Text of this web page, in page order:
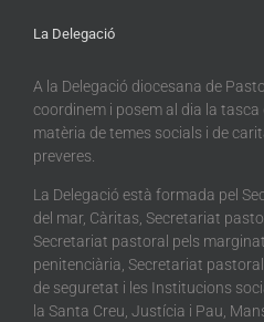
La Delegació
A la Delegació diocesana de
coordinem i posem al dia la
matèria de temes socials i de
preveres.
La Delegació està formada pel
del mar, Càritas, Secretariat
Secretariat pastoral pels
penitenciària, Secretariat
de seguretat i les Institucions
la Santa Creu, Justícia i Pau,